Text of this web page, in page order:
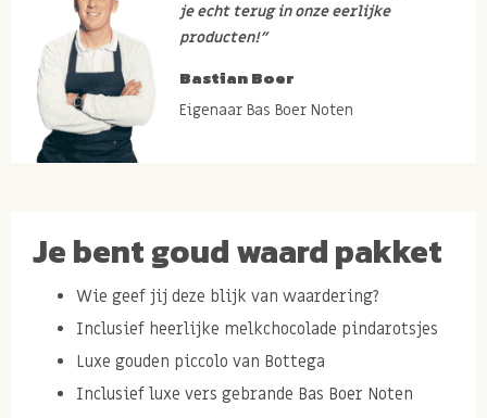
je echt terug in onze eerlijke
producten!”
Bastian Boer
Eigenaar Bas Boer Noten
Je bent goud waard pakket
Wie geef jij deze blijk van waardering?
Inclusief heerlijke melkchocolade pindarotsjes
Luxe gouden piccolo van Bottega
Inclusief luxe vers gebrande Bas Boer Noten